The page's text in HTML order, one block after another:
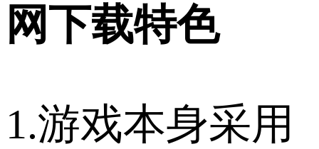
网下载特色
1.游戏本身采用